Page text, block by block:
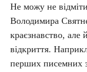
Не можу не
Володимира
краєзнавство, але
відкриття.
перших писемних